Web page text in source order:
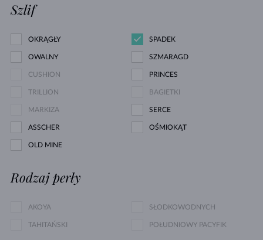
Szlif
OKRĄGŁY SPADEK
OWALNY SZMARAGD
CUSHION PRINCES
TRILLION BAGIETKI
MARKIZA SERCE
ASSCHER OŚMIOKĄT
OLD MINE
Rodzaj perły
AKOYA SŁODKOWODNYCH
TAHITAŃSKI POŁUDNIOWY PACYFIK